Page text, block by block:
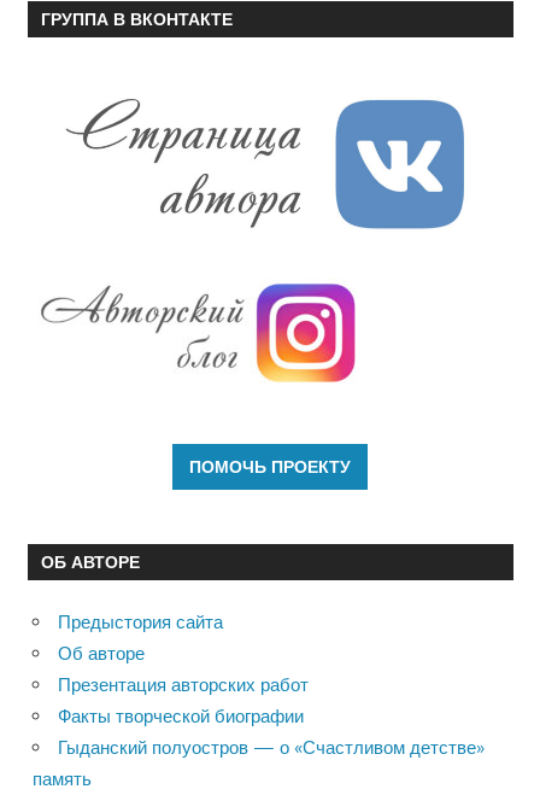
ГРУППА В ВКОНТАКТЕ
ОБ АВТОРЕ
Предыстория сайта
Об авторе
Презентация авторских работ
Факты творческой биографии
Гыданский полуостров — о «Счастливом детстве»
память